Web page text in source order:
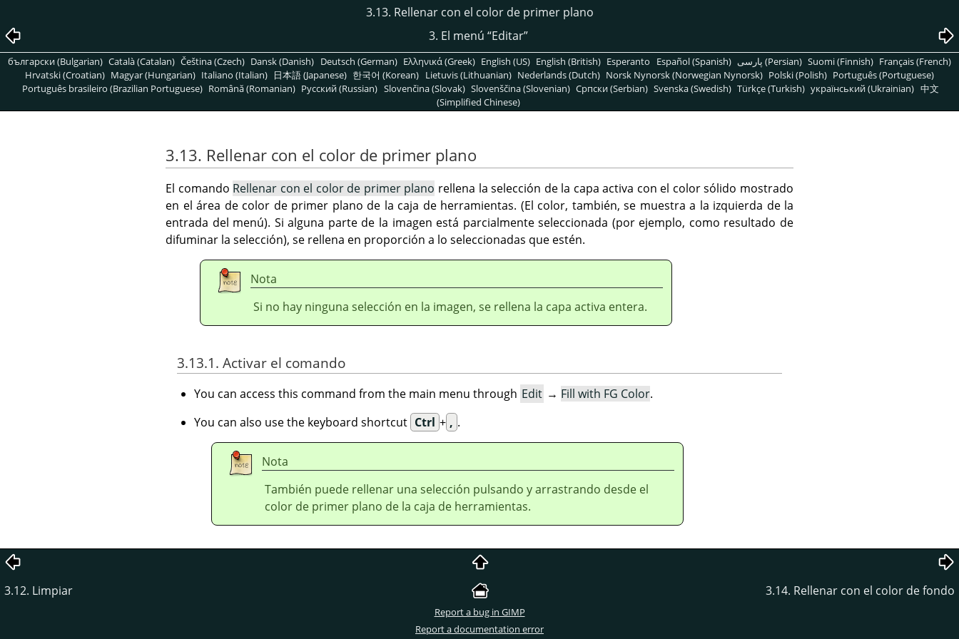
3.13. Rellenar con el color de primer plano
3. El menú “Editar”
български (Bulgarian) Català (Catalan) Čeština (Czech) Dansk (Danish) Deutsch (German) Ελληνικά (Greek) English (US) English (British) Esperanto Español (Spanish) پارسی (Persian) Suomi (Finnish) Français (French)
Hrvatski (Croatian) Magyar (Hungarian) Italiano (Italian) 日本語 (Japanese) 한국어 (Korean) Lietuvis (Lithuanian) Nederlands (Dutch) Norsk Nynorsk (Norwegian Nynorsk) Polski (Polish) Português (Portuguese)
Português brasileiro (Brazilian Portuguese) Română (Romanian) Pусский (Russian) Slovenčina (Slovak) Slovenščina (Slovenian) Српски (Serbian) Svenska (Swedish) Türkçe (Turkish) український (Ukrainian) 中文
(Simplified Chinese)
3.13. Rellenar con el color de primer plano
El comando Rellenar con el color de primer plano rellena la selección de la capa activa con el color sólido mostrado
en el área de color de primer plano de la caja de herramientas. (El color, también, se muestra a la izquierda de la
entrada del menú). Si alguna parte de la imagen está parcialmente seleccionada (por ejemplo, como resultado de
difuminar la selección), se rellena en proporción a lo seleccionadas que estén.
Nota
Si no hay ninguna selección en la imagen, se rellena la capa activa entera.
3.13.1. Activar el comando
You can access this command from the main menu through Edit → Fill with FG Color.
You can also use the keyboard shortcut Ctrl + , .
Nota
También puede rellenar una selección pulsando y arrastrando desde el
color de primer plano de la caja de herramientas.
3.12. Limpiar 3.14. Rellenar con el color de fondo
Report a bug in GIMP
Report a documentation error